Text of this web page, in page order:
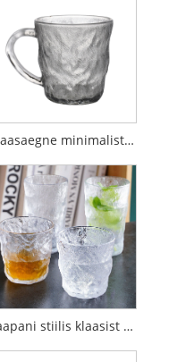
Kaasaegne minimalistlik liustikustiilis käepidemega klaastass
Jaapani stiilis klaasist tass, majapidamises olev liustikutops, haamriga tekstuuriga veetass.